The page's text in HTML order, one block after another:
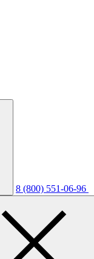
8 (800) 551-06-96